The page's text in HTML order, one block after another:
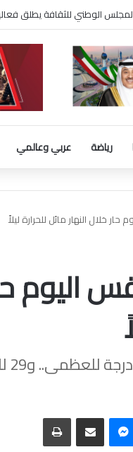
الوطني للثقافة يطلق
رياضة عربي وعالمي
خلال النهار مائل للحرارة ليلاً
اليوم
ماسنجر مشاركة عبر البريد الطباعة